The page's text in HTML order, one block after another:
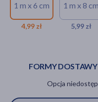
1 m x 6 cm
4,99 zł
1 m x 8 cm
5,99 zł
FORMY
Opcja